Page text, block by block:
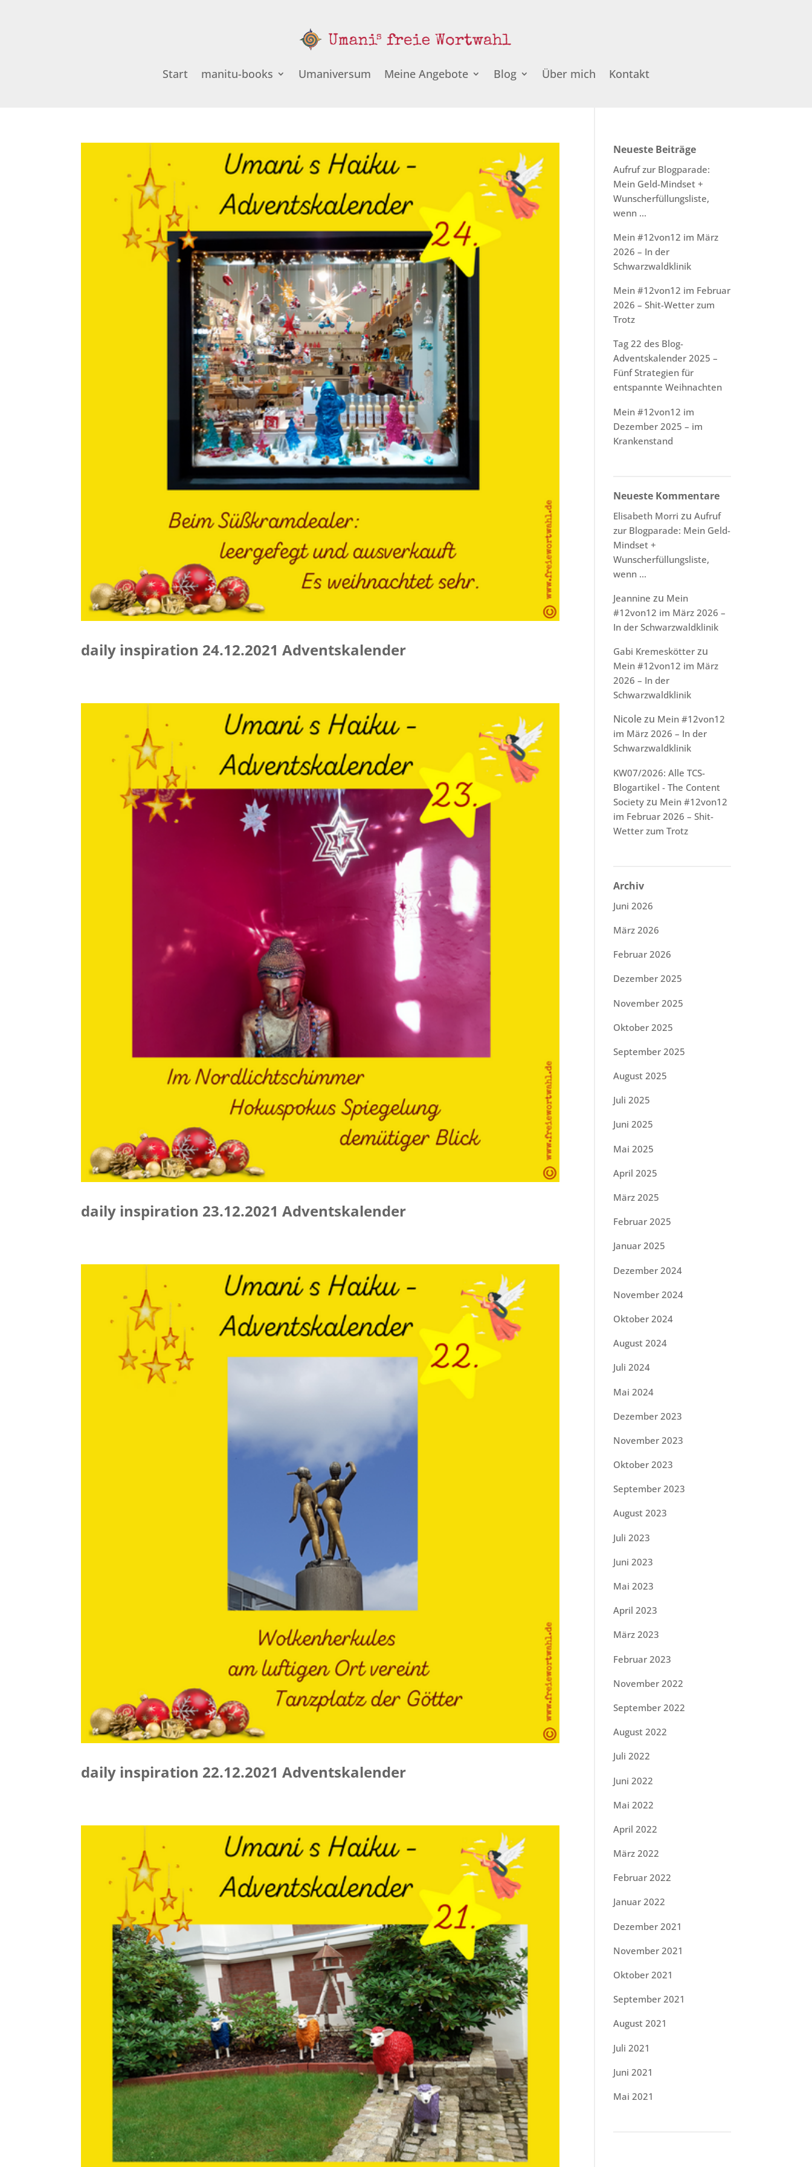
Start manitu-books Umaniversum Meine Angebote Blog Über mich Kontakt
daily inspiration 24.12.2021 Adventskalender
daily inspiration 23.12.2021 Adventskalender
daily inspiration 22.12.2021 Adventskalender
Neueste Beiträge
Aufruf zur Blogparade:
Mein Geld-Mindset +
Wunscherfüllungsliste,
wenn …
Mein #12von12 im März
2026 – In der
Schwarzwaldklinik
Mein #12von12 im Februar
2026 – Shit-Wetter zum
Trotz
Tag 22 des Blog-
Adventskalender 2025 –
Fünf Strategien für
entspannte Weihnachten
Mein #12von12 im
Dezember 2025 – im
Krankenstand
Neueste Kommentare
Elisabeth Morri zuAufruf
zur Blogparade: Mein Geld-
Mindset +
Wunscherfüllungsliste,
wenn …
Jeannine zu Mein
#12von12 im März 2026 –
In der Schwarzwaldklinik
Gabi Kremeskötter zu
Mein #12von12 im März
2026 – In der
Schwarzwaldklinik
Nicolezu Mein #12von12
im März 2026 – In der
Schwarzwaldklinik
KW07/2026: Alle TCS-
Blogartikel - The Content
Society zu Mein #12von12
im Februar 2026 – Shit-
Wetter zum Trotz
Archiv
Juni 2026
März 2026
Februar 2026
Dezember 2025
November 2025
Oktober 2025
September 2025
August 2025
Juli 2025
Juni 2025
Mai 2025
April 2025
März 2025
Februar 2025
Januar 2025
Dezember 2024
November 2024
Oktober 2024
August 2024
Juli 2024
Mai 2024
Dezember 2023
November 2023
Oktober 2023
September 2023
August 2023
Juli 2023
Juni 2023
Mai 2023
April 2023
März 2023
Februar 2023
November 2022
September 2022
August 2022
Juli 2022
Juni 2022
Mai 2022
April 2022
März 2022
Februar 2022
Januar 2022
Dezember 2021
November 2021
Oktober 2021
September 2021
August 2021
Juli 2021
Juni 2021
Mai 2021